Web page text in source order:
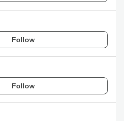
Follow
Follow